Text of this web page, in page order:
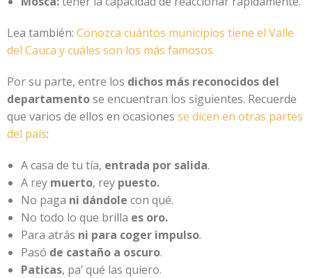
Lea también: Conozca cuántos municipios tiene el Valle
del Cauca y cuáles son los más famosos
Por su parte, entre los dichos más reconocidos del
departamentose encuentran los siguientes. Recuerde
que varios de ellos en ocasiones se dicen en otras partes
del país:
A casa de tu tía, entrada por salida.
A rey muerto, rey puesto.
No paga ni dándole con qué.
No todo lo que brilla es oro.
Para atrás ni para coger impulso.
Pasó de castaño a oscuro.
Paticas, pa’ qué las quiero.